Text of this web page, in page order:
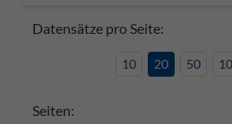
Datensätze pro Seite:
10 20 50
Seiten: